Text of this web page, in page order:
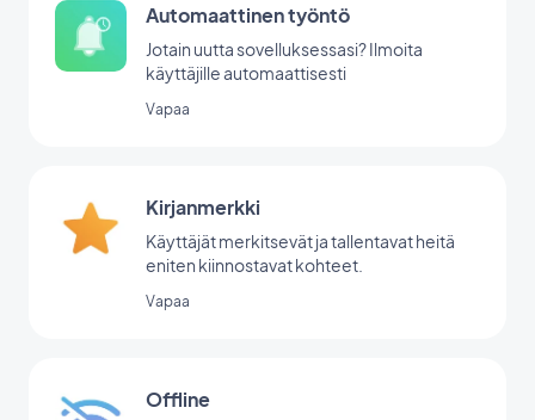
Automaattinen työntö
Jotain uutta sovelluksessasi? Ilmoita
käyttäjille automaattisesti
Vapaa
Kirjanmerkki
Käyttäjät merkitsevät ja tallentavat heitä
eniten kiinnostavat kohteet.
Vapaa
Offline